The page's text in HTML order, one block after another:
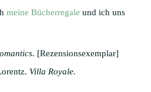
meine Bücherregale und ich uns
[Rezensionsexemplar]
Villa Royale.